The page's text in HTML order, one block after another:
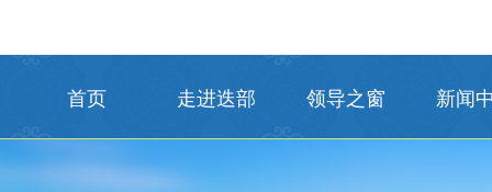
首页 走进迭部 领导之窗 新闻